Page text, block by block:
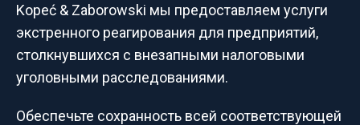
Kopeć & Zaborowski мы предоставляем услуги
экстренного реагирования для предприятий,
столкнувшихся с внезапными налоговыми
уголовными расследованиями.
Обеспечьте сохранность всей соответствующей